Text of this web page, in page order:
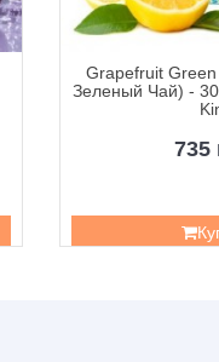
Grapefruit
Зеленый Чай) -
735